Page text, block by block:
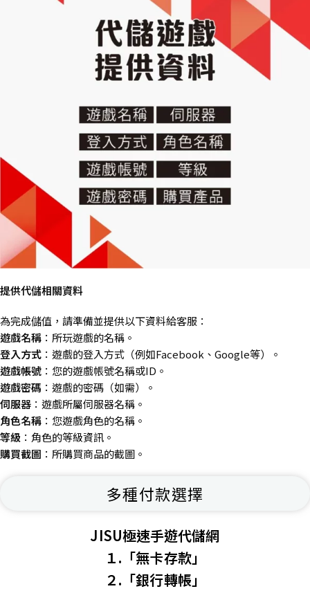
提供代儲相關資料
為完成儲值，請準備並提供以下資料給客服：
遊戲名稱 ：所玩遊戲的名稱。
登入方式 ：遊戲的登入方式（例如Facebook、Google等）。
遊戲帳號 ：您的遊戲帳號名稱或ID。
遊戲密碼 ：遊戲的密碼（如需）。
伺服器 ：遊戲所屬伺服器名稱。
角色名稱 ：您遊戲角色的名稱。
等級 ：角色的等級資訊。
購買截圖 ：所購買商品的截圖。
多種付款選擇
JISU極速手遊代儲網
１.「無卡存款」
２.「銀行轉帳」